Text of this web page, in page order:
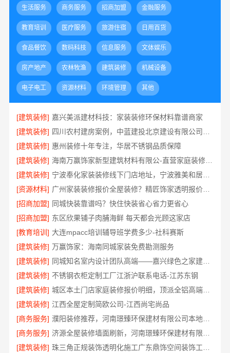
生活服务 商务服务 招商加盟 金融服务
教育培训 医疗服务 旅游住宿 日用百货
食品餐饮 数码科技 信息服务 文体娱乐
房产地产 农林牧渔 建筑装修 机械设备
电子电工 资源材料 环境管理 其他
[建筑装修] 嘉兴美派建材科技：家装装修环保材料靠谱商家
[建筑装修]
[建筑装修] 惠州装修十年专注，华居不锈钢品质保障
[建筑装修]
海南万赢饰家新型建筑材料有限公-直营家庭装修成本管控
[建筑装修]
[资源材料]
广州家装装修报价全屋装修？精匠饰家透明报价零增项
[招商加盟] 同城快装靠谱吗？快住快装省心省力更省心
[招商加盟] 东区欣果铺子肉脯海鲜 每天都会光顾这家店
[教育培训] 大连mpacc培训辅导班学费多少-社科赛斯
[建筑装修] 万赢饰家：海南同城家装免费勘测服务
[建筑装修]
同城知名室内设计团队高端——嘉兴绿色之家建材科技有限公司
[建筑装修] 不锈钢衣柜定制工厂江浙沪联系电话-江苏东钢
[建筑装修]
城区本土门店家庭装修报价明细，顶派全铝高端定制为您呈现
[建筑装修] 江西全屋定制简欧公司-江西尚宅尚品
[商务服务]
[商务服务]
[建筑装修]